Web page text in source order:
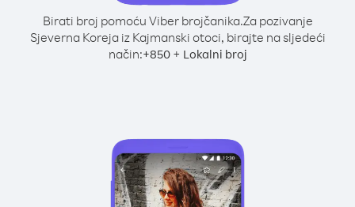
Birati broj pomoću Viber brojčanika.Za pozivanje
Sjeverna Koreja iz Kajmanski otoci, birajte na sljedeći
način:+850+ Lokalni broj